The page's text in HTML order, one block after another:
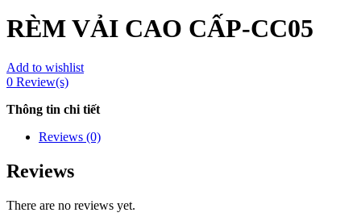
RÈM VẢI CAO CẤP-CC05
Add to wishlist
0 Review(s)
Thông tin chi tiết
Reviews (0)
Reviews
There are no reviews yet.